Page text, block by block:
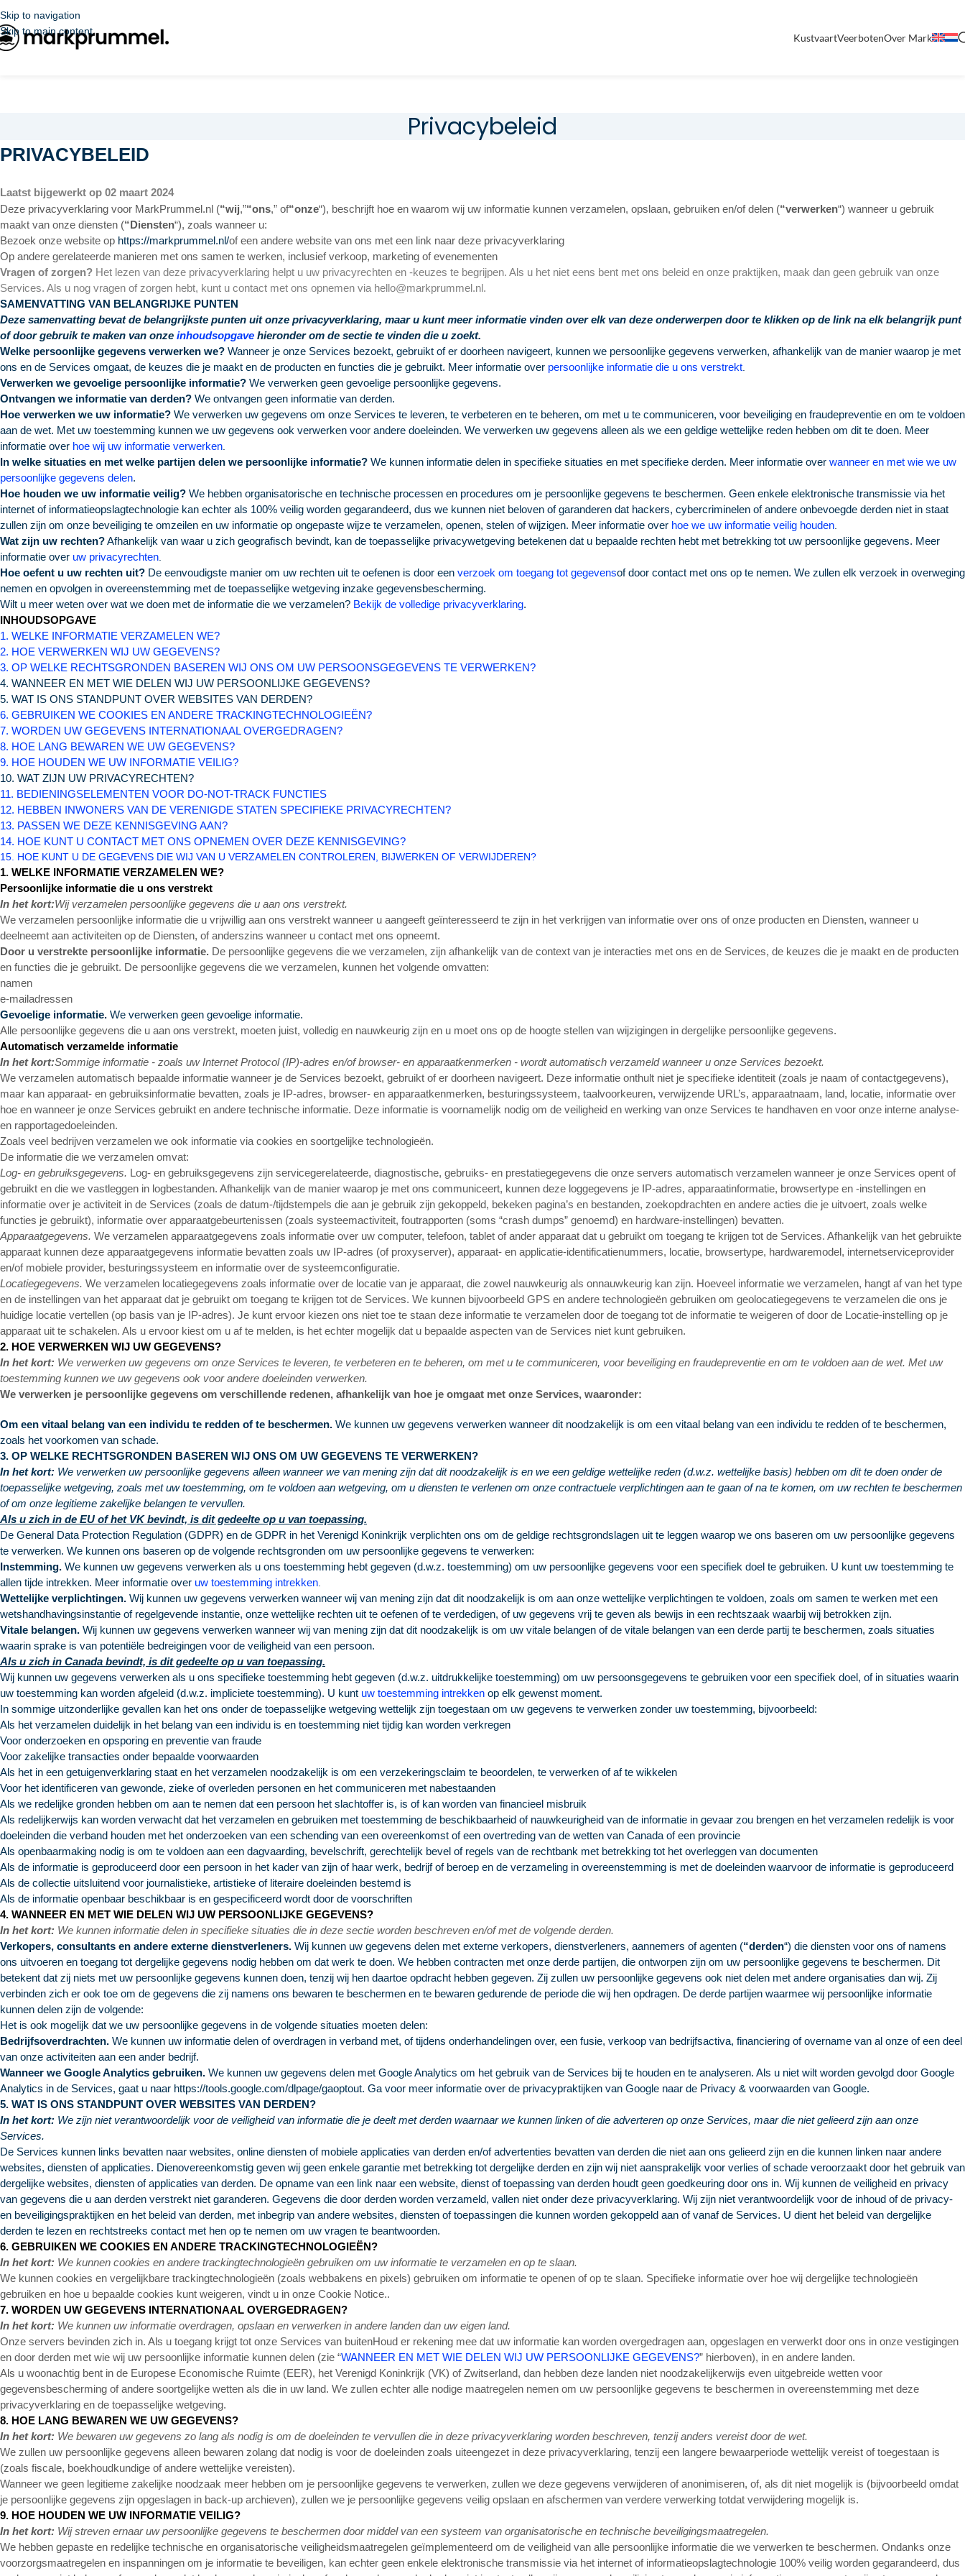
Skip to navigation
Skip to main content
KustvaartVeerbotenOver Mark
Privacybeleid
PRIVACYBELEID
Laatst bijgewerkt op 02 maart 2024
Deze privacyverklaring voor MarkPrummel.nl (“wij,”“ons,” of“onze“), beschrijft hoe en waarom wij uw informatie kunnen verzamelen, opslaan, gebruiken en/of delen (“verwerken“) wanneer u gebruik
maakt van onze diensten (“Diensten“), zoals wanneer u:
Bezoek onze website op https://markprummel.nl/of een andere website van ons met een link naar deze privacyverklaring
Op andere gerelateerde manieren met ons samen te werken, inclusief verkoop, marketing of evenementen
Vragen of zorgen? Het lezen van deze privacyverklaring helpt u uw privacyrechten en -keuzes te begrijpen. Als u het niet eens bent met ons beleid en onze praktijken, maak dan geen gebruik van onze
Services. Als u nog vragen of zorgen hebt, kunt u contact met ons opnemen via hello@markprummel.nl.
SAMENVATTING VAN BELANGRIJKE PUNTEN
Deze samenvatting bevat de belangrijkste punten uit onze privacyverklaring, maar u kunt meer informatie vinden over elk van deze onderwerpen door te klikken op de link na elk belangrijk punt
of door gebruik te maken van onze inhoudsopgave hieronder om de sectie te vinden die u zoekt.
Welke persoonlijke gegevens verwerken we? Wanneer je onze Services bezoekt, gebruikt of er doorheen navigeert, kunnen we persoonlijke gegevens verwerken, afhankelijk van de manier waarop je met
ons en de Services omgaat, de keuzes die je maakt en de producten en functies die je gebruikt. Meer informatie over persoonlijke informatie die u ons verstrekt
Verwerken we gevoelige persoonlijke informatie? We verwerken geen gevoelige persoonlijke gegevens.
Ontvangen we informatie van derden? We ontvangen geen informatie van derden.
Hoe verwerken we uw informatie? We verwerken uw gegevens om onze Services te leveren, te verbeteren en te beheren, om met u te communiceren, voor beveiliging en fraudepreventie en om te voldoen
aan de wet. Met uw toestemming kunnen we uw gegevens ook verwerken voor andere doeleinden. We verwerken uw gegevens alleen als we een geldige wettelijke reden hebben om dit te doen. Meer
informatie over hoe wij uw informatie verwerken
In welke situaties en met welke partijen delen we persoonlijke informatie? We kunnen informatie delen in specifieke situaties en met specifieke derden. Meer informatie over wanneer en met wie we uw
persoonlijke gegevens delen.
Hoe houden we uw informatie veilig? We hebben organisatorische en technische processen en procedures om je persoonlijke gegevens te beschermen. Geen enkele elektronische transmissie via het
internet of informatieopslagtechnologie kan echter als 100% veilig worden gegarandeerd, dus we kunnen niet beloven of garanderen dat hackers, cybercriminelen of andere onbevoegde derden niet in staat
zullen zijn om onze beveiliging te omzeilen en uw informatie op ongepaste wijze te verzamelen, openen, stelen of wijzigen. Meer informatie over hoe we uw informatie veilig houden
Wat zijn uw rechten?Afhankelijk van waar u zich geografisch bevindt, kan de toepasselijke privacywetgeving betekenen dat u bepaalde rechten hebt met betrekking tot uw persoonlijke gegevens. Meer
informatie over uw privacyrechten
Hoe oefent u uw rechten uit? De eenvoudigste manier om uw rechten uit te oefenen is door een verzoek om toegang tot gegevensof door contact met ons op te nemen. We zullen elk verzoek in overweging
nemen en opvolgen in overeenstemming met de toepasselijke wetgeving inzake gegevensbescherming.
Wilt u meer weten over wat we doen met de informatie die we verzamelen? Bekijk de volledige privacyverklaring.
INHOUDSOPGAVE
1. WELKE INFORMATIE VERZAMELEN WE?
2. HOE VERWERKEN WIJ UW GEGEVENS?
3. OP WELKE RECHTSGRONDEN BASEREN WIJ ONS OM UW PERSOONSGEGEVENS TE VERWERKEN?
4. WANNEER EN MET WIE DELEN WIJ UW PERSOONLIJKE GEGEVENS?
5. WAT IS ONS STANDPUNT OVER WEBSITES VAN DERDEN?
6. GEBRUIKEN WE COOKIES EN ANDERE TRACKINGTECHNOLOGIEËN?
7. WORDEN UW GEGEVENS INTERNATIONAAL OVERGEDRAGEN?
8. HOE LANG BEWAREN WE UW GEGEVENS?
9. HOE HOUDEN WE UW INFORMATIE VEILIG?
10. WAT ZIJN UW PRIVACYRECHTEN?
11. BEDIENINGSELEMENTEN VOOR DO-NOT-TRACK FUNCTIES
12. HEBBEN INWONERS VAN DE VERENIGDE STATEN SPECIFIEKE PRIVACYRECHTEN?
13. PASSEN WE DEZE KENNISGEVING AAN?
14. HOE KUNT U CONTACT MET ONS OPNEMEN OVER DEZE KENNISGEVING?
15. HOE KUNT U DE GEGEVENS DIE WIJ VAN U VERZAMELEN CONTROLEREN, BIJWERKEN OF VERWIJDEREN?
1. WELKE INFORMATIE VERZAMELEN WE?
Persoonlijke informatie die u ons verstrekt
In het kort:Wij verzamelen persoonlijke gegevens die u aan ons verstrekt.
We verzamelen persoonlijke informatie die u vrijwillig aan ons verstrekt wanneer u aangeeft geïnteresseerd te zijn in het verkrijgen van informatie over ons of onze producten en Diensten, wanneer u
deelneemt aan activiteiten op de Diensten, of anderszins wanneer u contact met ons opneemt.
Door u verstrekte persoonlijke informatie. De persoonlijke gegevens die we verzamelen, zijn afhankelijk van de context van je interacties met ons en de Services, de keuzes die je maakt en de producten
en functies die je gebruikt. De persoonlijke gegevens die we verzamelen, kunnen het volgende omvatten:
namen
e-mailadressen
Gevoelige informatie. We verwerken geen gevoelige informatie.
Alle persoonlijke gegevens die u aan ons verstrekt, moeten juist, volledig en nauwkeurig zijn en u moet ons op de hoogte stellen van wijzigingen in dergelijke persoonlijke gegevens.
Automatisch verzamelde informatie
In het kort:Sommige informatie - zoals uw Internet Protocol (IP)-adres en/of browser- en apparaatkenmerken - wordt automatisch verzameld wanneer u onze Services bezoekt.
We verzamelen automatisch bepaalde informatie wanneer je de Services bezoekt, gebruikt of er doorheen navigeert. Deze informatie onthult niet je specifieke identiteit (zoals je naam of contactgegevens),
maar kan apparaat- en gebruiksinformatie bevatten, zoals je IP-adres, browser- en apparaatkenmerken, besturingssysteem, taalvoorkeuren, verwijzende URL’s, apparaatnaam, land, locatie, informatie over
hoe en wanneer je onze Services gebruikt en andere technische informatie. Deze informatie is voornamelijk nodig om de veiligheid en werking van onze Services te handhaven en voor onze interne analyse-
en rapportagedoeleinden.
Zoals veel bedrijven verzamelen we ook informatie via cookies en soortgelijke technologieën.
De informatie die we verzamelen omvat:
Log- en gebruiksgegevens. Log- en gebruiksgegevens zijn servicegerelateerde, diagnostische, gebruiks- en prestatiegegevens die onze servers automatisch verzamelen wanneer je onze Services opent of
gebruikt en die we vastleggen in logbestanden. Afhankelijk van de manier waarop je met ons communiceert, kunnen deze loggegevens je IP-adres, apparaatinformatie, browsertype en -instellingen en
informatie over je activiteit in de Services (zoals de datum-/tijdstempels die aan je gebruik zijn gekoppeld, bekeken pagina’s en bestanden, zoekopdrachten en andere acties die je uitvoert, zoals welke
functies je gebruikt), informatie over apparaatgebeurtenissen (zoals systeemactiviteit, foutrapporten (soms “crash dumps” genoemd) en hardware-instellingen) bevatten.
Apparaatgegevens. We verzamelen apparaatgegevens zoals informatie over uw computer, telefoon, tablet of ander apparaat dat u gebruikt om toegang te krijgen tot de Services. Afhankelijk van het gebruikte
apparaat kunnen deze apparaatgegevens informatie bevatten zoals uw IP-adres (of proxyserver), apparaat- en applicatie-identificatienummers, locatie, browsertype, hardwaremodel, internetserviceprovider
en/of mobiele provider, besturingssysteem en informatie over de systeemconfiguratie.
Locatiegegevens. We verzamelen locatiegegevens zoals informatie over de locatie van je apparaat, die zowel nauwkeurig als onnauwkeurig kan zijn. Hoeveel informatie we verzamelen, hangt af van het type
en de instellingen van het apparaat dat je gebruikt om toegang te krijgen tot de Services. We kunnen bijvoorbeeld GPS en andere technologieën gebruiken om geolocatiegegevens te verzamelen die ons je
huidige locatie vertellen (op basis van je IP-adres). Je kunt ervoor kiezen ons niet toe te staan deze informatie te verzamelen door de toegang tot de informatie te weigeren of door de Locatie-instelling op je
apparaat uit te schakelen. Als u ervoor kiest om u af te melden, is het echter mogelijk dat u bepaalde aspecten van de Services niet kunt gebruiken.
2. HOE VERWERKEN WIJ UW GEGEVENS?
In het kort: We verwerken uw gegevens om onze Services te leveren, te verbeteren en te beheren, om met u te communiceren, voor beveiliging en fraudepreventie en om te voldoen aan de wet. Met uw
toestemming kunnen we uw gegevens ook voor andere doeleinden verwerken.
We verwerken je persoonlijke gegevens om verschillende redenen, afhankelijk van hoe je omgaat met onze Services, waaronder:
Om een vitaal belang van een individu te redden of te beschermen. We kunnen uw gegevens verwerken wanneer dit noodzakelijk is om een vitaal belang van een individu te redden of te beschermen,
zoals het voorkomen van schade.
3. OP WELKE RECHTSGRONDEN BASEREN WIJ ONS OM UW GEGEVENS TE VERWERKEN?
In het kort: We verwerken uw persoonlijke gegevens alleen wanneer we van mening zijn dat dit noodzakelijk is en we een geldige wettelijke reden (d.w.z. wettelijke basis) hebben om dit te doen onder de
toepasselijke wetgeving, zoals met uw toestemming, om te voldoen aan wetgeving, om u diensten te verlenen om onze contractuele verplichtingen aan te gaan of na te komen, om uw rechten te beschermen
of om onze legitieme zakelijke belangen te vervullen.
Als u zich in de EU of het VK bevindt, is dit gedeelte op u van toepassing.
De General Data Protection Regulation (GDPR) en de GDPR in het Verenigd Koninkrijk verplichten ons om de geldige rechtsgrondslagen uit te leggen waarop we ons baseren om uw persoonlijke gegevens
te verwerken. We kunnen ons baseren op de volgende rechtsgronden om uw persoonlijke gegevens te verwerken:
Instemming. We kunnen uw gegevens verwerken als u ons toestemming hebt gegeven (d.w.z. toestemming) om uw persoonlijke gegevens voor een specifiek doel te gebruiken. U kunt uw toestemming te
allen tijde intrekken. Meer informatie over uw toestemming intrekken
Wettelijke verplichtingen. Wij kunnen uw gegevens verwerken wanneer wij van mening zijn dat dit noodzakelijk is om aan onze wettelijke verplichtingen te voldoen, zoals om samen te werken met een
wetshandhavingsinstantie of regelgevende instantie, onze wettelijke rechten uit te oefenen of te verdedigen, of uw gegevens vrij te geven als bewijs in een rechtszaak waarbij wij betrokken zijn.
Vitale belangen. Wij kunnen uw gegevens verwerken wanneer wij van mening zijn dat dit noodzakelijk is om uw vitale belangen of de vitale belangen van een derde partij te beschermen, zoals situaties
waarin sprake is van potentiële bedreigingen voor de veiligheid van een persoon.
Als u zich in Canada bevindt, is dit gedeelte op u van toepassing.
Wij kunnen uw gegevens verwerken als u ons specifieke toestemming hebt gegeven (d.w.z. uitdrukkelijke toestemming) om uw persoonsgegevens te gebruiken voor een specifiek doel, of in situaties waarin
uw toestemming kan worden afgeleid (d.w.z. impliciete toestemming). U kunt uw toestemming intrekken op elk gewenst moment.
In sommige uitzonderlijke gevallen kan het ons onder de toepasselijke wetgeving wettelijk zijn toegestaan om uw gegevens te verwerken zonder uw toestemming, bijvoorbeeld:
Als het verzamelen duidelijk in het belang van een individu is en toestemming niet tijdig kan worden verkregen
Voor onderzoeken en opsporing en preventie van fraude
Voor zakelijke transacties onder bepaalde voorwaarden
Als het in een getuigenverklaring staat en het verzamelen noodzakelijk is om een verzekeringsclaim te beoordelen, te verwerken of af te wikkelen
Voor het identificeren van gewonde, zieke of overleden personen en het communiceren met nabestaanden
Als we redelijke gronden hebben om aan te nemen dat een persoon het slachtoffer is, is of kan worden van financieel misbruik
Als redelijkerwijs kan worden verwacht dat het verzamelen en gebruiken met toestemming de beschikbaarheid of nauwkeurigheid van de informatie in gevaar zou brengen en het verzamelen redelijk is voor
doeleinden die verband houden met het onderzoeken van een schending van een overeenkomst of een overtreding van de wetten van Canada of een provincie
Als openbaarmaking nodig is om te voldoen aan een dagvaarding, bevelschrift, gerechtelijk bevel of regels van de rechtbank met betrekking tot het overleggen van documenten
Als de informatie is geproduceerd door een persoon in het kader van zijn of haar werk, bedrijf of beroep en de verzameling in overeenstemming is met de doeleinden waarvoor de informatie is geproduceerd
Als de collectie uitsluitend voor journalistieke, artistieke of literaire doeleinden bestemd is
Als de informatie openbaar beschikbaar is en gespecificeerd wordt door de voorschriften
4. WANNEER EN MET WIE DELEN WIJ UW PERSOONLIJKE GEGEVENS?
In het kort: We kunnen informatie delen in specifieke situaties die in deze sectie worden beschreven en/of met de volgende derden.
Verkopers, consultants en andere externe dienstverleners. Wij kunnen uw gegevens delen met externe verkopers, dienstverleners, aannemers of agenten (“derden“) die diensten voor ons of namens
ons uitvoeren en toegang tot dergelijke gegevens nodig hebben om dat werk te doen. We hebben contracten met onze derde partijen, die ontworpen zijn om uw persoonlijke gegevens te beschermen. Dit
betekent dat zij niets met uw persoonlijke gegevens kunnen doen, tenzij wij hen daartoe opdracht hebben gegeven. Zij zullen uw persoonlijke gegevens ook niet delen met andere organisaties dan wij. Zij
verbinden zich er ook toe om de gegevens die zij namens ons bewaren te beschermen en te bewaren gedurende de periode die wij hen opdragen. De derde partijen waarmee wij persoonlijke informatie
kunnen delen zijn de volgende:
Het is ook mogelijk dat we uw persoonlijke gegevens in de volgende situaties moeten delen:
Bedrijfsoverdrachten. We kunnen uw informatie delen of overdragen in verband met, of tijdens onderhandelingen over, een fusie, verkoop van bedrijfsactiva, financiering of overname van al onze of een deel
van onze activiteiten aan een ander bedrijf.
Wanneer we Google Analytics gebruiken. We kunnen uw gegevens delen met Google Analytics om het gebruik van de Services bij te houden en te analyseren. Als u niet wilt worden gevolgd door Google
Analytics in de Services, gaat u naar https://tools.google.com/dlpage/gaoptout. Ga voor meer informatie over de privacypraktijken van Google naar de Privacy & voorwaarden van Google.
5. WAT IS ONS STANDPUNT OVER WEBSITES VAN DERDEN?
In het kort: We zijn niet verantwoordelijk voor de veiligheid van informatie die je deelt met derden waarnaar we kunnen linken of die adverteren op onze Services, maar die niet gelieerd zijn aan onze
Services.
De Services kunnen links bevatten naar websites, online diensten of mobiele applicaties van derden en/of advertenties bevatten van derden die niet aan ons gelieerd zijn en die kunnen linken naar andere
websites, diensten of applicaties. Dienovereenkomstig geven wij geen enkele garantie met betrekking tot dergelijke derden en zijn wij niet aansprakelijk voor verlies of schade veroorzaakt door het gebruik van
dergelijke websites, diensten of applicaties van derden. De opname van een link naar een website, dienst of toepassing van derden houdt geen goedkeuring door ons in. Wij kunnen de veiligheid en privacy
van gegevens die u aan derden verstrekt niet garanderen. Gegevens die door derden worden verzameld, vallen niet onder deze privacyverklaring. Wij zijn niet verantwoordelijk voor de inhoud of de privacy-
en beveiligingspraktijken en het beleid van derden, met inbegrip van andere websites, diensten of toepassingen die kunnen worden gekoppeld aan of vanaf de Services. U dient het beleid van dergelijke
derden te lezen en rechtstreeks contact met hen op te nemen om uw vragen te beantwoorden.
6. GEBRUIKEN WE COOKIES EN ANDERE TRACKINGTECHNOLOGIEËN?
In het kort: We kunnen cookies en andere trackingtechnologieën gebruiken om uw informatie te verzamelen en op te slaan.
We kunnen cookies en vergelijkbare trackingtechnologieën (zoals webbakens en pixels) gebruiken om informatie te openen of op te slaan. Specifieke informatie over hoe wij dergelijke technologieën
gebruiken en hoe u bepaalde cookies kunt weigeren, vindt u in onze Cookie Notice..
7. WORDEN UW GEGEVENS INTERNATIONAAL OVERGEDRAGEN?
In het kort: We kunnen uw informatie overdragen, opslaan en verwerken in andere landen dan uw eigen land.
Onze servers bevinden zich in. Als u toegang krijgt tot onze Services van buitenHoud er rekening mee dat uw informatie kan worden overgedragen aan, opgeslagen en verwerkt door ons in onze vestigingen
en door derden met wie wij uw persoonlijke informatie kunnen delen (zie “WANNEER EN MET WIE DELEN WIJ UW PERSOONLIJKE GEGEVENS?” hierboven), in en andere landen.
Als u woonachtig bent in de Europese Economische Ruimte (EER), het Verenigd Koninkrijk (VK) of Zwitserland, dan hebben deze landen niet noodzakelijkerwijs even uitgebreide wetten voor
gegevensbescherming of andere soortgelijke wetten als die in uw land. We zullen echter alle nodige maatregelen nemen om uw persoonlijke gegevens te beschermen in overeenstemming met deze
privacyverklaring en de toepasselijke wetgeving.
8. HOE LANG BEWAREN WE UW GEGEVENS?
In het kort: We bewaren uw gegevens zo lang als nodig is om de doeleinden te vervullen die in deze privacyverklaring worden beschreven, tenzij anders vereist door de wet.
We zullen uw persoonlijke gegevens alleen bewaren zolang dat nodig is voor de doeleinden zoals uiteengezet in deze privacyverklaring, tenzij een langere bewaarperiode wettelijk vereist of toegestaan is
(zoals fiscale, boekhoudkundige of andere wettelijke vereisten).
Wanneer we geen legitieme zakelijke noodzaak meer hebben om je persoonlijke gegevens te verwerken, zullen we deze gegevens verwijderen of anonimiseren, of, als dit niet mogelijk is (bijvoorbeeld omdat
je persoonlijke gegevens zijn opgeslagen in back-up archieven), zullen we je persoonlijke gegevens veilig opslaan en afschermen van verdere verwerking totdat verwijdering mogelijk is.
9. HOE HOUDEN WE UW INFORMATIE VEILIG?
In het kort: Wij streven ernaar uw persoonlijke gegevens te beschermen door middel van een systeem van organisatorische en technische beveiligingsmaatregelen.
We hebben gepaste en redelijke technische en organisatorische veiligheidsmaatregelen geïmplementeerd om de veiligheid van alle persoonlijke informatie die we verwerken te beschermen. Ondanks onze
voorzorgsmaatregelen en inspanningen om je informatie te beveiligen, kan echter geen enkele elektronische transmissie via het internet of informatieopslagtechnologie 100% veilig worden gegarandeerd, dus